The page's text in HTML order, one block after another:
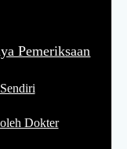
Pemeriksaan
Dokter